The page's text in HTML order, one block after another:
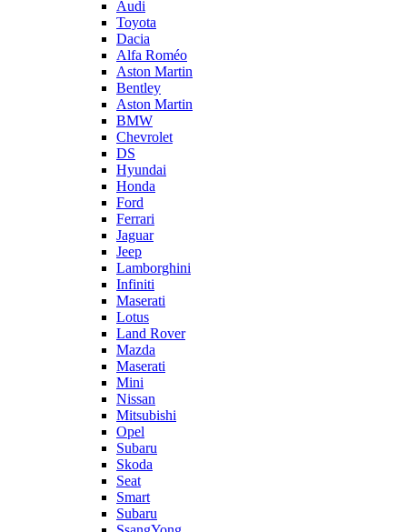
Audi
Toyota
Dacia
Alfa Roméo
Aston Martin
Bentley
Aston Martin
BMW
Chevrolet
DS
Hyundai
Honda
Ford
Ferrari
Jaguar
Jeep
Lamborghini
Infiniti
Maserati
Lotus
Land Rover
Mazda
Maserati
Mini
Nissan
Mitsubishi
Opel
Subaru
Skoda
Seat
Smart
Subaru